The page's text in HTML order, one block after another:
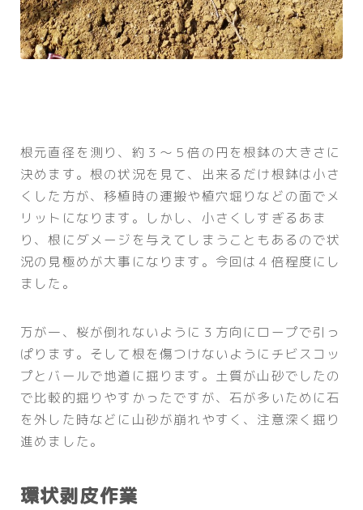
根元直径を測り、約３～５倍の円を根鉢の大きさに
決めます。根の状況を見て、出来るだけ根鉢は小さ
くした方が、移植時の運搬や植穴堀りなどの面でメ
リットになります。しかし、小さくしすぎるあま
り、根にダメージを与えてしまうこともあるので状
況の見極めが大事になります。今回は４倍程度にし
ました。
万が一、桜が倒れないように３方向にロープで引っ
ぱります。そして根を傷つけないようにチビスコッ
プとバールで地道に掘ります。土質が山砂でしたの
で比較的掘りやすかったですが、石が多いために石
を外した時などに山砂が崩れやすく、注意深く掘り
進めました。
環状剥皮作業